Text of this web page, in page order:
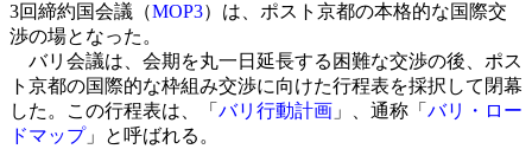
3回締約国会議（MOP3）は、ポスト京都の本格的な国際交
渉の場となった。
バリ会議は、会期を丸一日延長する困難な交渉の後、ポス
ト京都の国際的な枠組み交渉に向けた行程表を採択して閉幕
した。この行程表は、「 バリ行動計画 」、通称「 バリ・ロー
ドマップ」と呼ばれる。